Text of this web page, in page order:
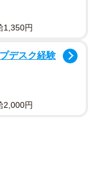
ストップするた
が聴きたい」「フ
糖公式チャンネ
1,350円
デスク経験
2,000円